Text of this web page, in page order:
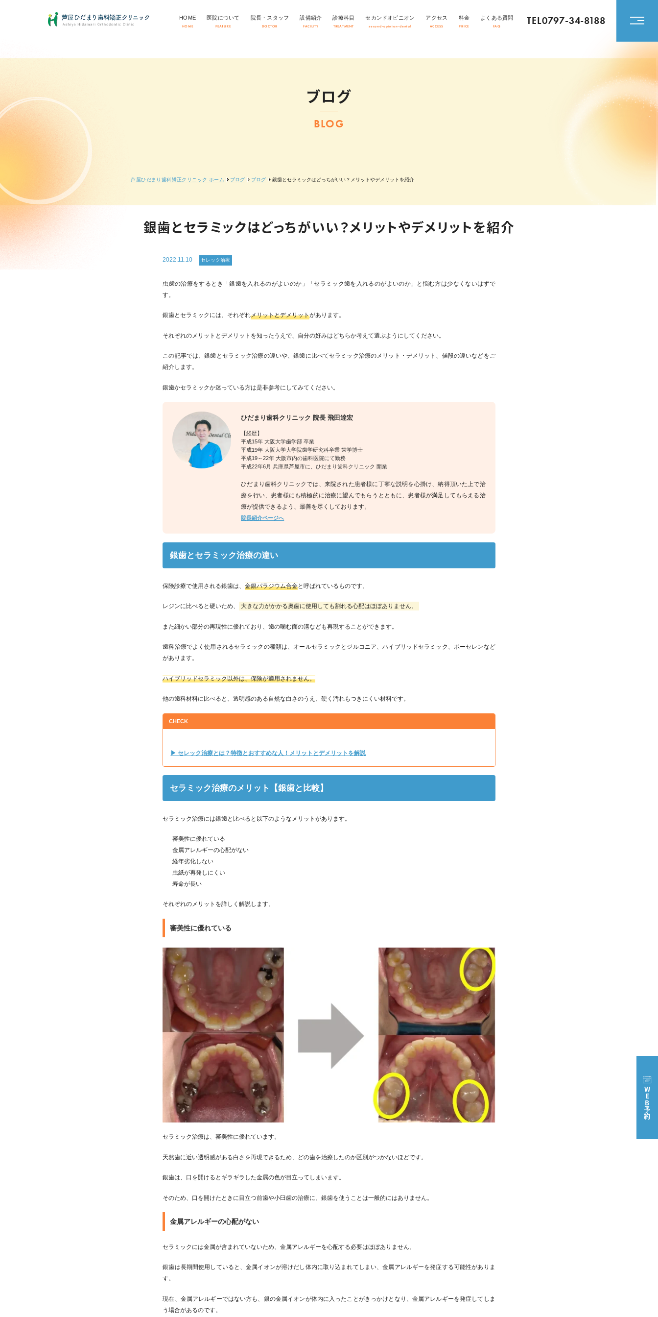
HOME
HOME
医院について
FEATURE
院長・スタッフ
DOCTOR
設備紹介
FACILITY
診療科目
TREATMENT
セカンドオピニオン
second-opinion-dental
アクセス
ACCESS
料金
PRICE
よくある質問
FAQ TEL0797-34-8188
ブログ
BLOG
芦屋ひだまり歯科矯正クリニック ホーム ブログ ブログ 銀歯とセラミックはどっちがいい？メリットやデメリットを紹介
銀歯とセラミックはどっちがいい？メリットやデメリットを紹介
2022.11.10 セレック治療
虫歯の治療をするとき「銀歯を入れるのがよいのか」「セラミック歯を入れるのがよいのか」と悩む方は少なくないはずで
す。
銀歯とセラミックには、それぞれメリットとデメリットがあります。
それぞれのメリットとデメリットを知ったうえで、自分の好みはどちらか考えて選ぶようにしてください。
この記事では、銀歯とセラミック治療の違いや、銀歯に比べてセラミック治療のメリット・デメリット、値段の違いなどをご
紹介します。
銀歯かセラミックか迷っている方は是非参考にしてみてください。
ひだまり歯科クリニック 院長 飛田逹宏
【経歴】
平成15年 大阪大学歯学部 卒業
平成19年 大阪大学大学院歯学研究科卒業 歯学博士
平成19～22年 大阪市内の歯科医院にて勤務
平成22年6月 兵庫県芦屋市に、ひだまり歯科クリニック 開業
ひだまり歯科クリニックでは、来院された患者様に丁寧な説明を心掛け、納得頂いた上で治
療を行い、患者様にも積極的に治療に望んでもらうとともに、患者様が満足してもらえる治
療が提供できるよう、最善を尽くしております。
院長紹介ページへ
銀歯とセラミック治療の違い
保険診療で使用される銀歯は、金銀パラジウム合金と呼ばれているものです。
レジンに比べると硬いため、 大きな力がかかる奥歯に使用しても割れる心配はほぼありません。
また細かい部分の再現性に優れており、歯の噛む面の溝なども再現することができます。
歯科治療でよく使用されるセラミックの種類は、オールセラミックとジルコニア、ハイブリッドセラミック、ポーセレンなど
があります。
ハイブリッドセラミック以外は、保険が適用されません。
他の歯科材料に比べると、透明感のある自然な白さのうえ、硬く汚れもつきにくい材料です。
CHECK
▶ セレック治療とは？特徴とおすすめな人！メリットとデメリットを解説
セラミック治療のメリット【銀歯と比較】
セラミック治療には銀歯と比べると以下のようなメリットがあります。
審美性に優れている
金属アレルギーの心配がない
経年劣化しない
虫紙が再発しにくい
寿命が長い
それぞれのメリットを詳しく解説します。
審美性に優れている
セラミック治療は、審美性に優れています。
天然歯に近い透明感がある白さを再現できるため、どの歯を治療したのか区別がつかないほどです。
銀歯は、口を開けるとギラギラした金属の色が目立ってしまいます。
そのため、口を開けたときに目立つ前歯や小臼歯の治療に、銀歯を使うことは一般的にはありません。
金属アレルギーの心配がない
セラミックには金属が含まれていないため、金属アレルギーを心配する必要はほぼありません。
銀歯は長期間使用していると、金属イオンが溶けだし体内に取り込まれてしまい、金属アレルギーを発症する可能性がありま
す。
現在、金属アレルギーではない方も、銀の金属イオンが体内に入ったことがきっかけとなり、金属アレルギーを発症してしま
う場合があるのです。
WEB予約